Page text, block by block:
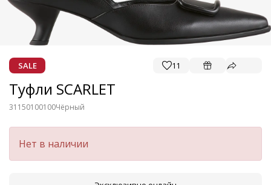
SALE 11
Туфли SCARLET
31150100100Чёрный
Нет в наличии